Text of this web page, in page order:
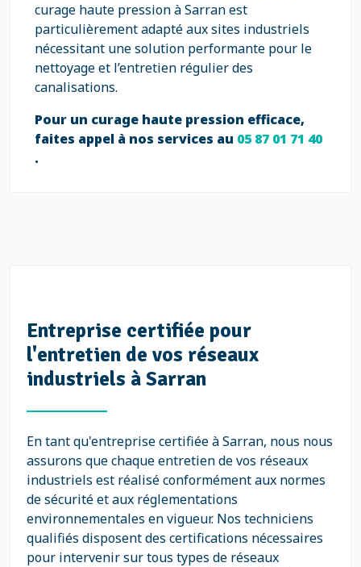
curage haute pression à Sarran est
particulièrement adapté aux sites industriels
nécessitant une solution performante pour le
nettoyage et l’entretien régulier des
canalisations.
Pour un curage haute pression efficace,
faites appel à nos services au 05 87 01 71 40
.
Entreprise certifiée pour
l'entretien de vos réseaux
industriels à Sarran
En tant qu'entreprise certifiée à Sarran, nous nous
assurons que chaque entretien de vos réseaux
industriels est réalisé conformément aux normes
de sécurité et aux réglementations
environnementales en vigueur. Nos techniciens
qualifiés disposent des certifications nécessaires
pour intervenir sur tous types de réseaux